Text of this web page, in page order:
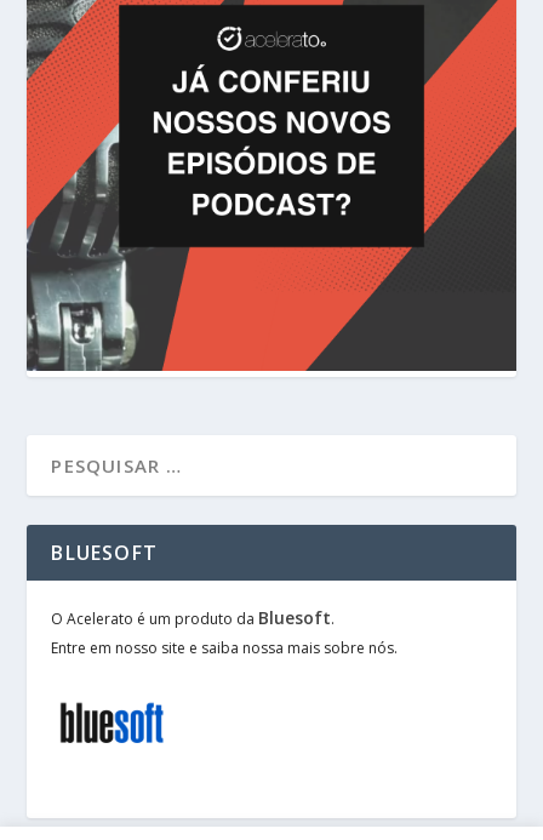
BLUESOFT
O Acelerato é um produto da Bluesoft.
Entre em nosso site e saiba nossa mais sobre nós.